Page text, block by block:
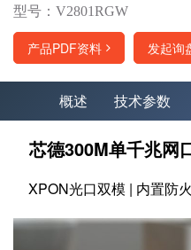
型号：V2801RGW
产品PDF资料 发起询
概述 技术参数
芯德300M单千兆网
XPON光口双模 | 内置防